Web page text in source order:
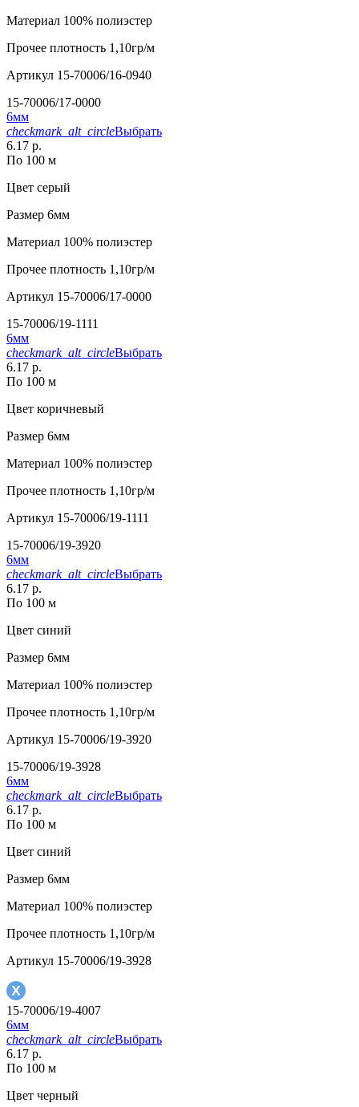
Материал 100% полиэстер
Прочее плотность 1,10гр/м
Артикул 15-70006/16-0940
15-70006/17-0000
6мм
checkmark_alt_circleВыбрать
6.17 р.
По 100 м
Цвет серый
Размер 6мм
Материал 100% полиэстер
Прочее плотность 1,10гр/м
Артикул 15-70006/17-0000
15-70006/19-1111
6мм
checkmark_alt_circleВыбрать
6.17 р.
По 100 м
Цвет коричневый
Размер 6мм
Материал 100% полиэстер
Прочее плотность 1,10гр/м
Артикул 15-70006/19-1111
15-70006/19-3920
6мм
checkmark_alt_circleВыбрать
6.17 р.
По 100 м
Цвет синий
Размер 6мм
Материал 100% полиэстер
Прочее плотность 1,10гр/м
Артикул 15-70006/19-3920
15-70006/19-3928
6мм
checkmark_alt_circleВыбрать
6.17 р.
По 100 м
Цвет синий
Размер 6мм
Материал 100% полиэстер
Прочее плотность 1,10гр/м
Артикул 15-70006/19-3928
15-70006/19-4007
6мм
checkmark_alt_circleВыбрать
6.17 р.
По 100 м
Цвет черный